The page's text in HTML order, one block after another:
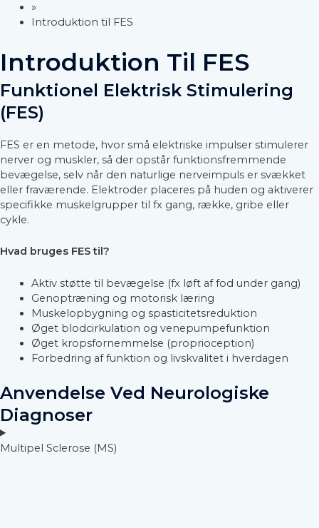
»
Introduktion til FES
Introduktion Til FES
Funktionel Elektrisk Stimulering
(FES)
FES er en metode, hvor små elektriske impulser stimulerer
nerver og muskler, så der opstår funktionsfremmende
bevægelse, selv når den naturlige nerveimpuls er svækket
eller fraværende. Elektroder placeres på huden og aktiverer
specifikke muskelgrupper til fx gang, række, gribe eller
cykle.
Hvad bruges FES til?
Aktiv støtte til bevægelse (fx løft af fod under gang)
Genoptræning og motorisk læring
Muskelopbygning og spasticitetsreduktion
Øget blodcirkulation og venepumpefunktion
Øget kropsfornemmelse (proprioception)
Forbedring af funktion og livskvalitet i hverdagen
Anvendelse Ved Neurologiske
Diagnoser
Multipel Sclerose (MS)